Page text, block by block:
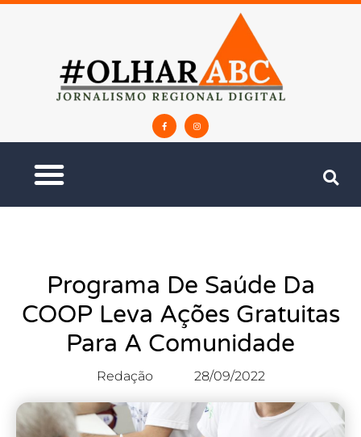
Programa De Saúde Da
COOP Leva Ações Gratuitas
Para A Comunidade
Redação 28/09/2022